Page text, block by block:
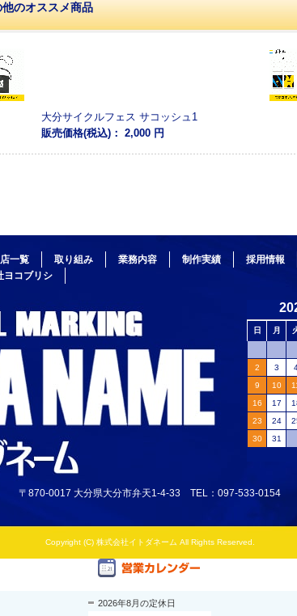
他のオススメ商品
大分サイクルフェス サコッシュ1
販売価格(税込)： 2,000 円
一覧 取り組み 業務内容 制作実績 採用情報
コブリシ
〒870-0017 大分県大分市弁天1-4-33 TEL：097-533-0154
Copyright (C) 株式会社イトダネーム All Rights Reserved.
2026年8月の定休日